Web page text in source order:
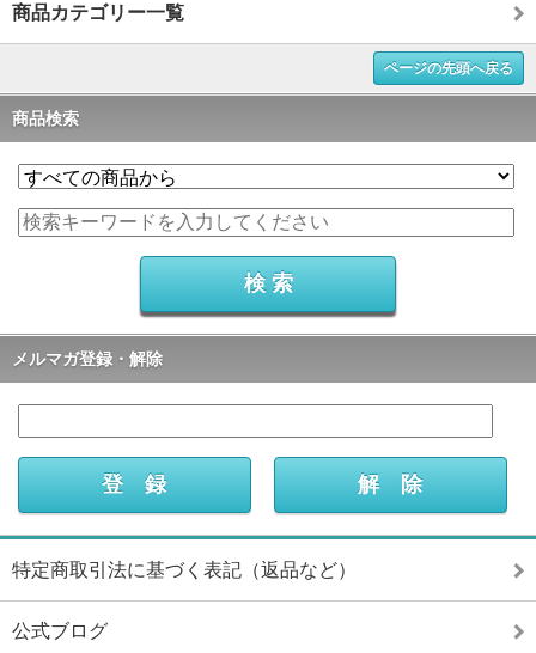
商品カテゴリー一覧
ページの先頭へ戻る
商品検索
メルマガ登録・解除
特定商取引法に基づく表記（返品など）
公式ブログ